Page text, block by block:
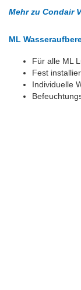
Mehr zu Condair
ML
Für alle ML
Fest
Individuelle